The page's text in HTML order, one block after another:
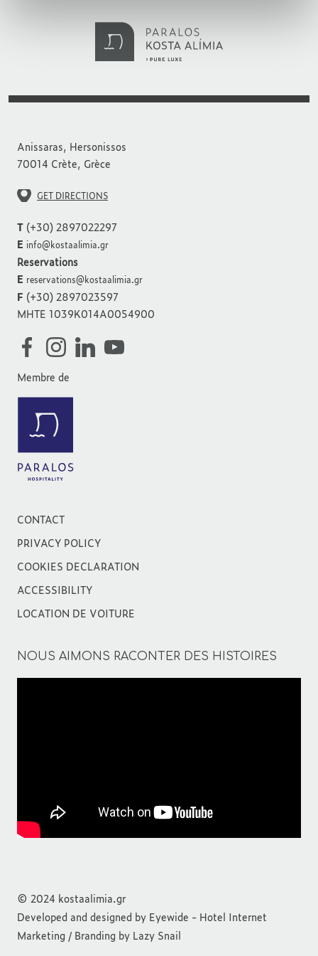
Anissaras, Hersonissos
70014 Crète, Grèce
GET DIRECTIONS
T (+30) 2897022297
E info@kostaalimia.gr
Reservations
E reservations@kostaalimia.gr
F (+30) 2897023597
MHTE 1039K014A0054900
Membre de
CONTACT
PRIVACY POLICY
COOKIES DECLARATION
ACCESSIBILITY
LOCATION DE VOITURE
NOUS AIMONS RACONTER DES HISTOIRES
© 2024 kostaalimia.gr
Developed and designed by Eyewide - Hotel Internet
Marketing / Branding by Lazy Snail